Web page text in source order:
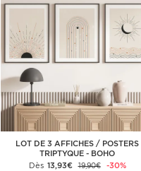
LOT DE 3 AFFICHES / POSTERS
TRIPTYQUE - BOHO
Dès 13,93€ 19,90€ -30%